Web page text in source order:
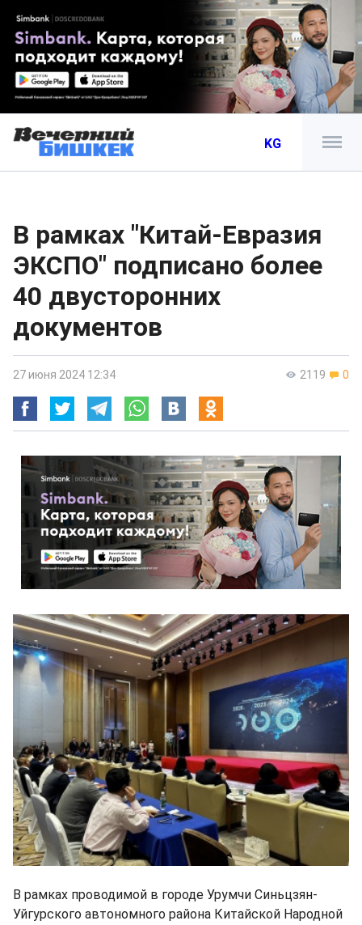
KG
В рамках "Китай-Евразия
ЭКСПО" подписано более
40 двусторонних
документов
2119 0
27 июня 2024 12:34
В рамках проводимой в городе Урумчи Синьцзян-
Уйгурского автономного района Китайской Народной